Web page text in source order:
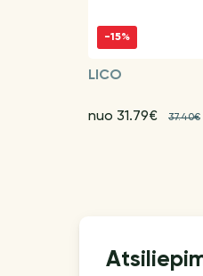
-15%
LICO
nuo 31.79€ 37.40€